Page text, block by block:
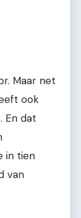
Maar net
ook
En dat
in tien
van